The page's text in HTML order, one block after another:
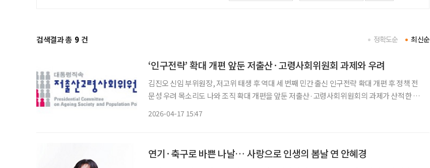
검색결과 총 9 건 최신순
정확도순
‘인구전략’ 확대 개편 앞둔 저출산·고령사회위원회 과제와 우려
김진오 신임 부위원장, 저고위 태생 후 역대 세 번째 민간 출신 인구전략 확대 개편 후 정책 전
문성 우려 목소리도 나와 조직 확대 개편을 앞둔 저출산·고령사회위원회의 과제가 산적한 가
2026-04-17 15:47
연기·축구로 바쁜 나날… 사랑으로 인생의 봄날 연 안혜경